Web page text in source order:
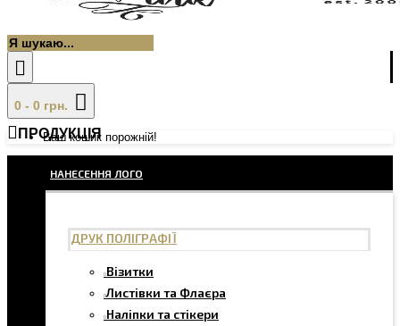
0 - 0 грн.
Ваш кошик порожній!
ПРОДУКЦІЯ
НАНЕСЕННЯ ЛОГО
ДРУК ПОЛІГРАФІЇ
Візитки
Листівки та Флаєра
Наліпки та стікери